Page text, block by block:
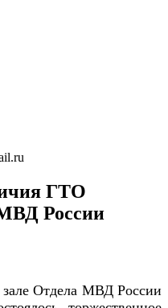
ГТО
России
зале Отдела МВД России